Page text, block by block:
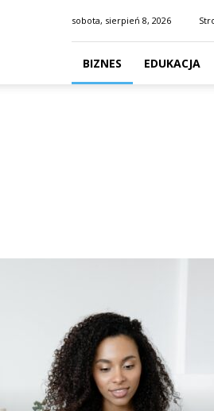
sobota, sierpień 8, 2026
BIZNES EDUKACJA